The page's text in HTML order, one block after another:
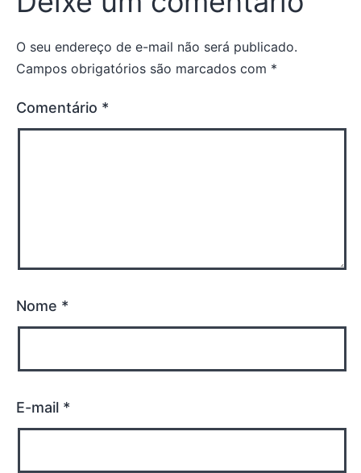
O seu endereço de e-mail não será publicado.
Campos obrigatórios são marcados com *
Comentário *
Nome *
E-mail *